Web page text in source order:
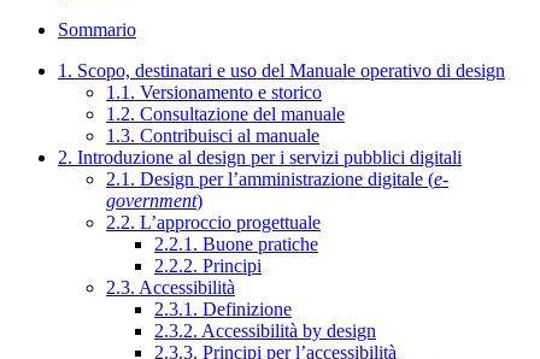
Sommario
1. Scopo, destinatari e uso del Manuale operativo di design
1.1. Versionamento e storico
1.2. Consultazione del manuale
1.3. Contribuisci al manuale
2. Introduzione al design per i servizi pubblici digitali
2.1. Design per l’amministrazione digitale (e-
government)
2.2. L’approccio progettuale
2.2.1. Buone pratiche
2.2.2. Principi
2.3. Accessibilità
2.3.1. Definizione
2.3.2. Accessibilità by design
2.3.3. Principi per l’accessibilità